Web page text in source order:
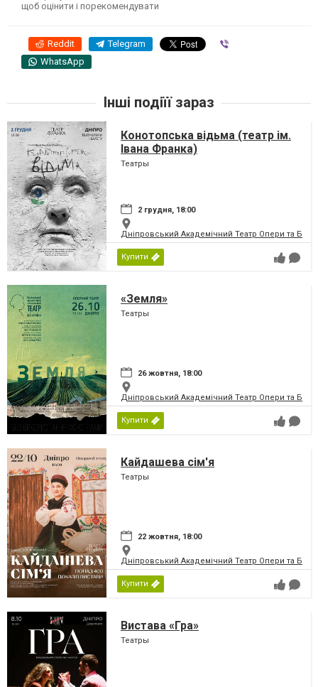
щоб оцінити і порекомендувати
Reddit Telegram
WhatsApp
Інші подіїї зараз
Конотопська відьма (театр ім.
Івана Франка)
Театры
2 грудня, 18:00
Дніпровський Академічний Театр Опери та
Купити
«Земля»
Театры
26 жовтня, 18:00
Дніпровський Академічний Театр Опери та
Купити
Кайдашева сім'я
Театры
22 жовтня, 18:00
Дніпровський Академічний Театр Опери та
Купити
Вистава «Гра»
Театры